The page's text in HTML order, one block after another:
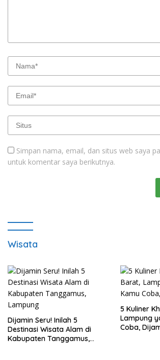
Simpan nama, email, dan situs web saya
untuk komentar saya berikutnya.
Wisata
Dijamin Seru! Inilah 5
Destinasi Wisata Alam di
Kabupaten Tanggamus,
5 Kuliner
Lampung
Coba,